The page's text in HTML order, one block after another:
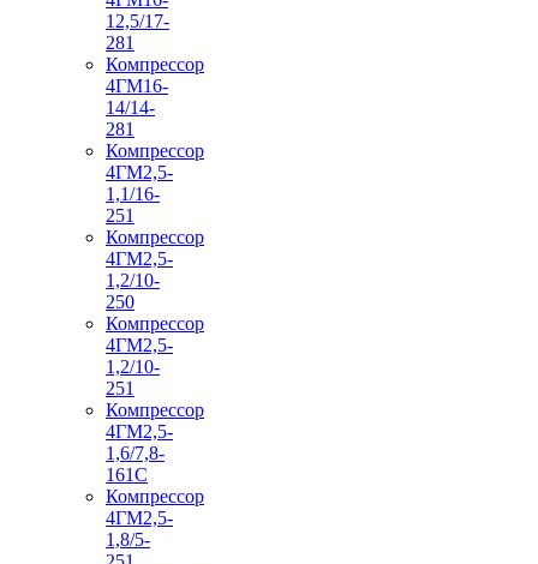
12,5/17-
281
Компрессор
4ГМ16-
14/14-
281
Компрессор
4ГМ2,5-
1,1/16-
251
Компрессор
4ГМ2,5-
1,2/10-
250
Компрессор
4ГМ2,5-
1,2/10-
251
Компрессор
4ГМ2,5-
1,6/7,8-
161С
Компрессор
4ГМ2,5-
1,8/5-